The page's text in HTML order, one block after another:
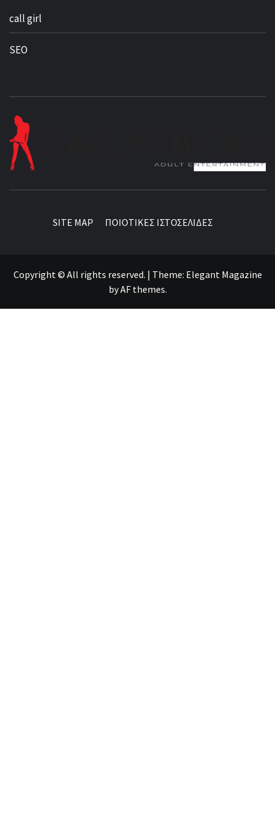
call girl
SEO
SITE MAP ΠΟΙΟΤΙΚΕΣ ΙΣΤΟΣΕΛΙΔΕΣ
Copyright © All rights reserved. | Theme: Elegant Magazine
byAF themes.